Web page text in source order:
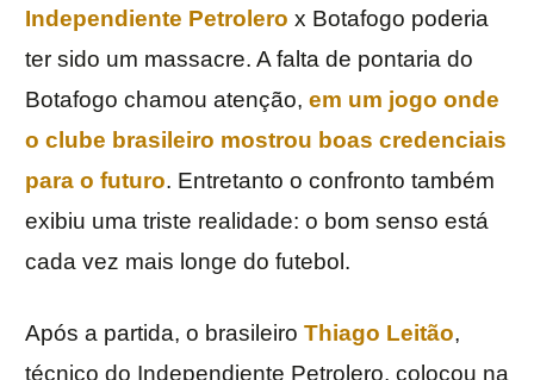
Independiente Petrolero x Botafogo poderia
ter sido um massacre. A falta de pontaria do
Botafogo chamou atenção, em um jogo onde
o clube brasileiro mostrou boas credenciais
para o futuro. Entretanto o confronto também
exibiu uma triste realidade: o bom senso está
cada vez mais longe do futebol.
Após a partida, o brasileiro Thiago Leitão,
técnico do Independiente Petrolero, colocou na